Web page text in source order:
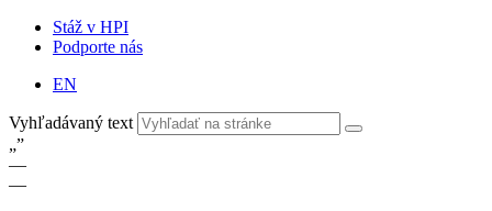
Stáž v HPI
Podporte nás
EN
Vyhľadávaný text
„”
—
—